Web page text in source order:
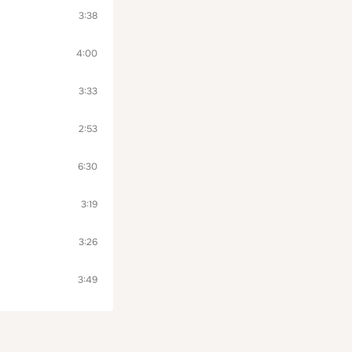
3:38
4:00
3:33
2:53
6:30
3:19
3:26
3:49